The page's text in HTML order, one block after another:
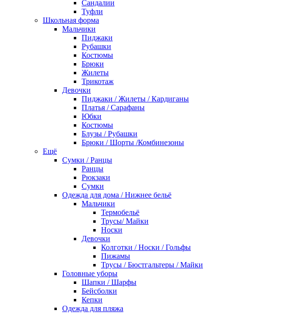
Сандалии
Туфли
Школьная форма
Мальчики
Пиджаки
Рубашки
Костюмы
Брюки
Жилеты
Трикотаж
Девочки
Пиджаки / Жилеты / Кардиганы
Платья / Сарафаны
Юбки
Костюмы
Блузы / Рубашки
Брюки / Шорты /Комбинезоны
Ещё
Сумки / Ранцы
Ранцы
Рюкзаки
Сумки
Одежда для дома / Нижнее бельё
Мальчики
Термобельё
Трусы/ Майки
Носки
Девочки
Колготки / Носки / Гольфы
Пижамы
Трусы / Бюстгальтеры / Майки
Головные уборы
Шапки / Шарфы
Бейсболки
Кепки
Одежда для пляжа